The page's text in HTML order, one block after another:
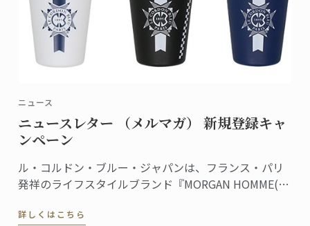
ニュース
ニュースレター （メルマガ） 新規登録キャ
ンペーン
ル・コルドン・ブルー・ジャパンは、フランス・パリ
発祥のライフスタイルブランド『MORGAN HOMME(モ
ルドン・ブルーのニュースレター（メルマガ）に新規
詳しくはこちら